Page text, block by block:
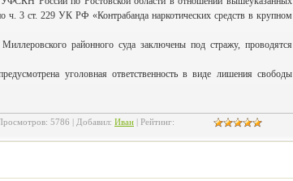
ч. 3 ст. 229 УК РФ «Контрабанда наркотических средств в крупном
районного суда заключены под стражу, проводятся
уголовная ответственность в виде лишения свободы
: 5786 Добавил: Иван Рейтинг: